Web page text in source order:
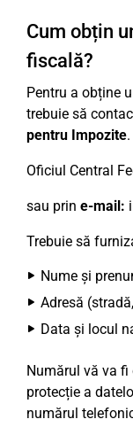
Cum obțin
fiscală?
Pentru a obține
trebuie să
pentru Impozite
Oficiul Central
sau prin e-mail:
Trebuie să
Nume și
Adresă
Data și locul
Numărul vă va
protecție a
numărul